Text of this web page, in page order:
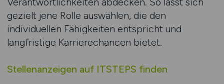
gezielt jene Rolle auswählen, die den
individuellen Fähigkeiten entspricht und
langfristige Karrierechancen bietet.
Stellenanzeigen auf ITSTEPS finden